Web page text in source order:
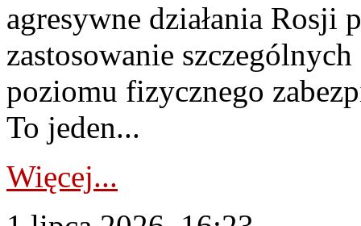
agresywne działania Rosji
zastosowanie
poziomu fizycznego
To jeden...
Więcej...